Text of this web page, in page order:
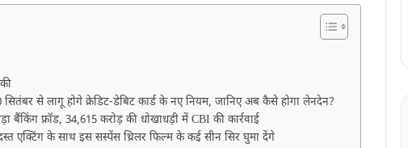
से लागू होगे क्रेडिट-डेबिट कार्ड के नए नियम, जानिए अब कैसे होगा लेनदेन?
फ्रॉड, 34,615 करोड़ की धोखाधड़ी में CBI की कार्रवाई
एक्टिंग के साथ इस सस्पेंस थ्रिलर फिल्म के कई सीन सिर घुमा देंगे